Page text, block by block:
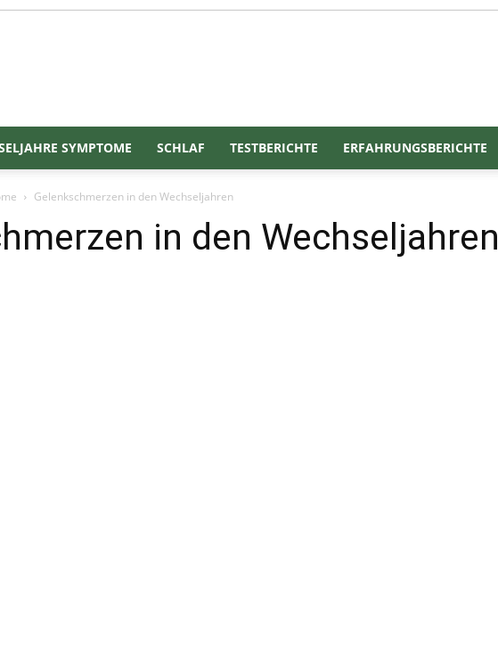
Gesundgelesen
SYMPTOME SCHLAF TESTBERICHTE ERFAHRUNGSBERICHTE
Gelenkschmerzen in den Wechseljahren
in den Wechseljahren